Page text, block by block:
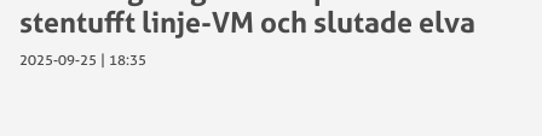
stentufft linje-VM och slutade elva
2025-09-25 | 18:35